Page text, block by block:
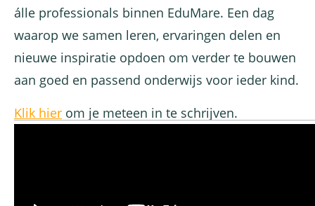
álle professionals binnen EduMare. Een dag
waarop we samen leren, ervaringen delen en
nieuwe inspiratie opdoen om verder te bouwen
aan goed en passend onderwijs voor ieder kind.
Klik hier om je meteen in te schrijven.